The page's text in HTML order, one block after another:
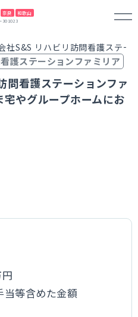
奈良 和歌山
301023
社S&S リハビリ訪問看護ステー
護ステーションファミリア
問看護ステーションファ
やグループホームにお
等含めた金額